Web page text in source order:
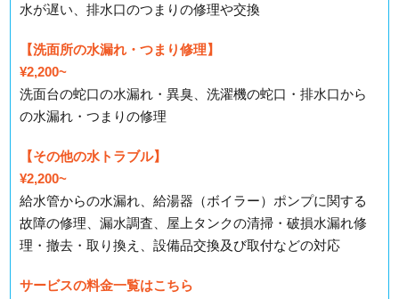
水が遅い、排水口のつまりの修理や交換
【洗面所の水漏れ・つまり修理】
¥2,200~
洗面台の蛇口の水漏れ・異臭、洗濯機の蛇口・排水口から
の水漏れ・つまりの修理
【その他の水トラブル】
¥2,200~
給水管からの水漏れ、給湯器（ボイラー）ポンプに関する
故障の修理、漏水調査、屋上タンクの清掃・破損水漏れ修
理・撤去・取り換え、設備品交換及び取付などの対応
サービスの料金一覧はこちら